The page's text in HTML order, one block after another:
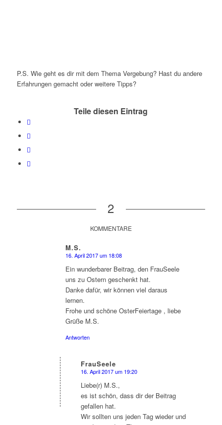
P.S. Wie geht es dir mit dem Thema Vergebung? Hast du andere
Erfahrungen gemacht oder weitere Tipps?
Teile diesen Eintrag
2
KOMMENTARE
M.S.
sagte:
16. April 2017 um 18:08
Ein wunderbarer Beitrag, den FrauSeele
uns zu Ostern geschenkt hat.
Danke dafür, wir können viel daraus
lernen.
Frohe und schöne OsterFeiertage , liebe
Grüße M.S.
Antworten
FrauSeele
sagte:
16. April 2017 um 19:20
Liebe(r) M.S.,
es ist schön, dass dir der Beitrag
gefallen hat.
Wir sollten uns jeden Tag wieder und